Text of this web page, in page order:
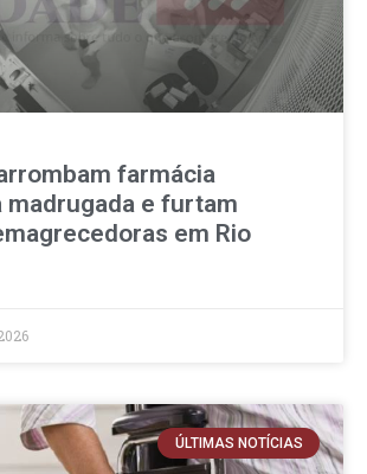
farmácia
madrugada e furtam
em Rio
ÚLTIMAS NOTÍCIAS